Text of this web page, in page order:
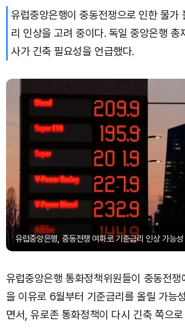
XRP (XRP)
Solana (SOL)
TRON (TRX)
Hyperliquid (HYPE)
유럽중앙은행이 중동전쟁으로 인한 물가
리 인상을 고려 중이다. 독일 중앙은행 총
사가 긴축 필요성을 언급했다.
유럽중앙은행, 중동전쟁 여파로 기준금리 인상 가능
유럽중앙은행 통화정책위원들이 중동전
을 이유로 6월부터 기준금리를 올릴 가능
면서, 유로존 통화정책이 다시 긴축 쪽으